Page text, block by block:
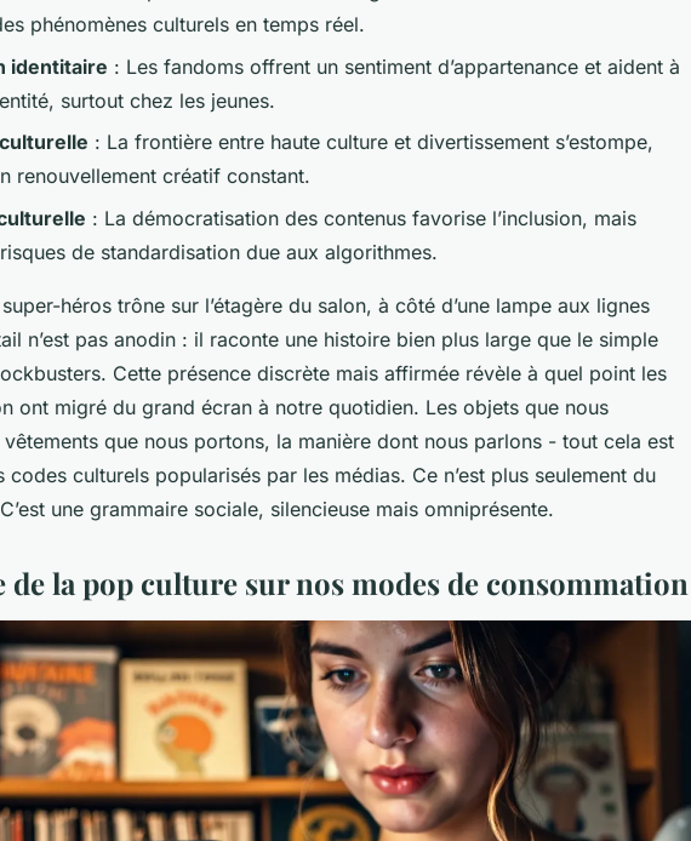
phénomènes culturels en temps réel.
identitaire : Les fandoms offrent un sentiment d’appartenance et aident à
surtout chez les jeunes.
: La frontière entre haute culture et divertissement s’estompe,
renouvellement créatif constant.
: La démocratisation des contenus favorise l’inclusion, mais
de standardisation due aux algorithmes.
héros trône sur l’étagère du salon, à côté d’une lampe aux lignes
n’est pas anodin : il raconte une histoire bien plus large que le simple
Cette présence discrète mais affirmée révèle à quel point les
ont migré du grand écran à notre quotidien. Les objets que nous
que nous portons, la manière dont nous parlons - tout cela est
codes culturels popularisés par les médias. Ce n’est plus seulement du
une grammaire sociale, silencieuse mais omniprésente.
la pop culture sur nos modes de consommation